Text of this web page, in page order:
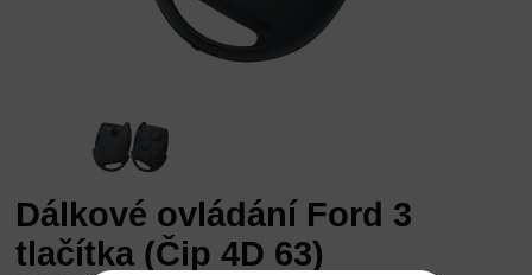
Dálkové ovládání Ford 3
tlačítka (Čip 4D 63)